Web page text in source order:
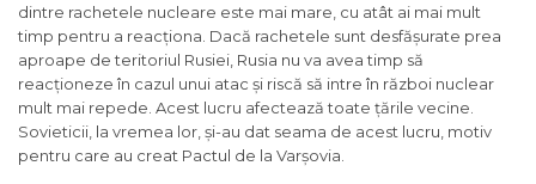
dintre rachetele nucleare este mai mare, cu atât ai mai mult
timp pentru a reacționa. Dacă rachetele sunt desfășurate prea
aproape de teritoriul Rusiei, Rusia nu va avea timp să
reacționeze în cazul unui atac și riscă să intre în război nuclear
mult mai repede. Acest lucru afectează toate țările vecine.
Sovieticii, la vremea lor, și-au dat seama de acest lucru, motiv
pentru care au creat Pactul de la Varșovia.